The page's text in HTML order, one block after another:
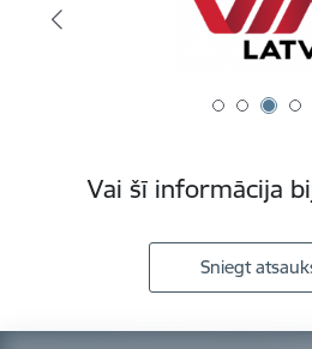
Vai šī informācija
Sniegt